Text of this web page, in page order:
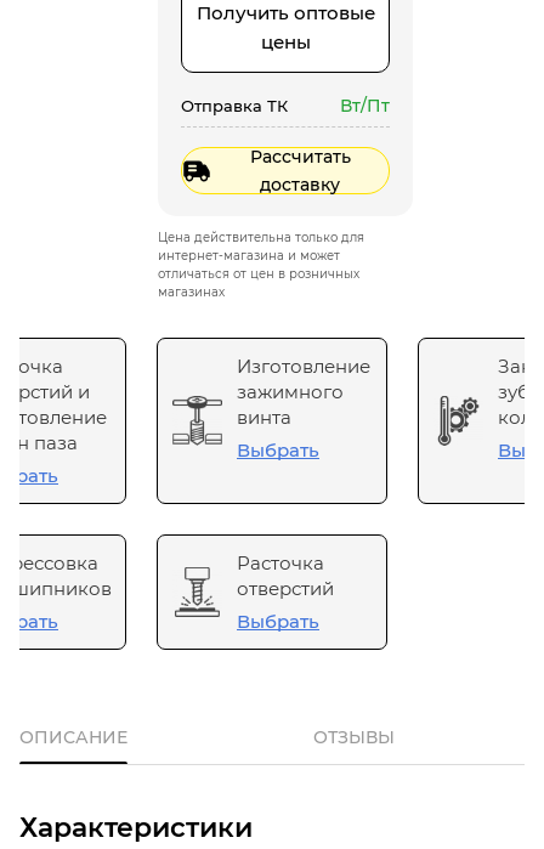
Получить оптовые
цены
Отправка ТК Вт/Пт
Рассчитать
доставку
Цена действительна только для
интернет-магазина и может
отличаться от цен в розничных
магазинах
и
паза
Изготовление
зажимного
винта
Выбрать
Расточка
отверстий
Выбрать
ОПИСАНИЕ ОТЗЫВЫ
Характеристики